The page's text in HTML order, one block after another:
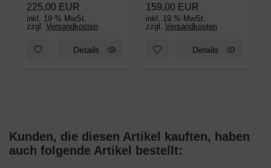
225,00 EUR
inkl. 19 % MwSt.
zzgl. Versandkosten
Zum Merkzettel hinzufügen: DAN-VAST-230 Bluetooth
Details
159,00 EUR
inkl. 19 % MwSt.
zzgl. Versandkosten
Zum Merkzettel hinzufügen:
Details
Kunden, die diesen Artikel kauften, haben
auch folgende Artikel bestellt: